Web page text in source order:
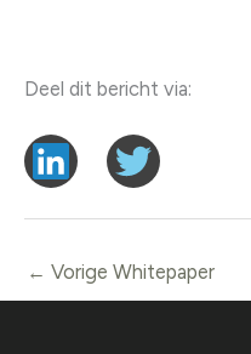
Deel dit bericht via:
← Vorige Whitepaper